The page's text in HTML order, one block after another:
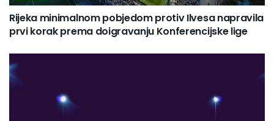
Rijeka minimalnom pobjedom protiv Ilvesa napravila
prvi korak prema doigravanju Konferencijske lige